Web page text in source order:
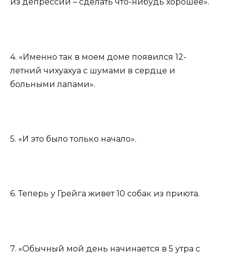
4. «Именно так в моем доме появился 12-
летний чихуахуа с шумами в сердце и
больными лапами».
5. «И это было только начало».
6. Теперь у Грейга живет 10 собак из приюта.
7. «Обычный мой день начинается в 5 утра с